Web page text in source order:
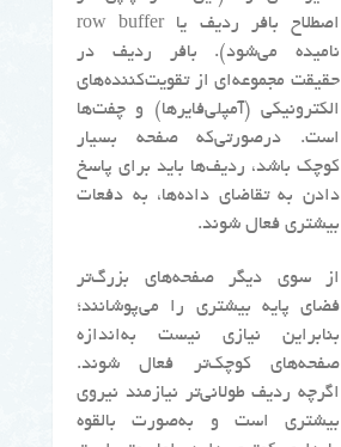
اصطلاح بافر ردیف یا row buffer
نامیده می‌شود). بافر ردیف در
حقیقت مجموعه‌ای از تقویت‌کننده‌های
الکترونیکی (آمپلی‌فایرها) و چفت‌ها
است. درصورتی‌که صفحه بسیار
کوچک باشد، ردیف‌ها باید برای پاسخ
دادن به تقاضای داده‌ها، به دفعات
بیشتری فعال شوند.
از سوی دیگر صفحه‌های بزرگ‌تر
فضای پایه بیشتری را می‌پوشانند؛
بنابراین نیازی نیست به‌اندازه
صفحه‌های کوچک‌تر فعال شوند.
اگرچه ردیف طولانی‌تر نیازمند نیروی
بیشتری است و به‌صورت بالقوه